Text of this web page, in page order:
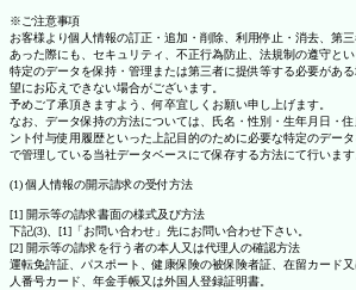
※ご注意事項
お客様より個人情報の訂正・追加・削除、利用停止・消去、第
あった際にも、セキュリティ、不正行為防止、法規制の遵守と
特定のデータを保持・管理または第三者に提供等する必要があ
望にお応えできない場合がございます。
予めご了承頂きますよう、何卒宜しくお願い申し上げます。
なお、データ保持の方法については、氏名・性別・生年月日・
ント付与使用履歴といった上記目的のために必要な特定のデー
で管理している当社データベースにて保存する方法にて行います
(1) 個人情報の開示請求の受付方法
[1] 開示等の請求書面の様式及び方法
下記(3)、[1]「お問い合わせ」先にお問い合わせ下さい。
[2] 開示等の請求を行う者の本人又は代理人の確認方法
運転免許証、パスポート、健康保険の被保険者証、在留カード
人番号カード、年金手帳又は外国人登録証明書。